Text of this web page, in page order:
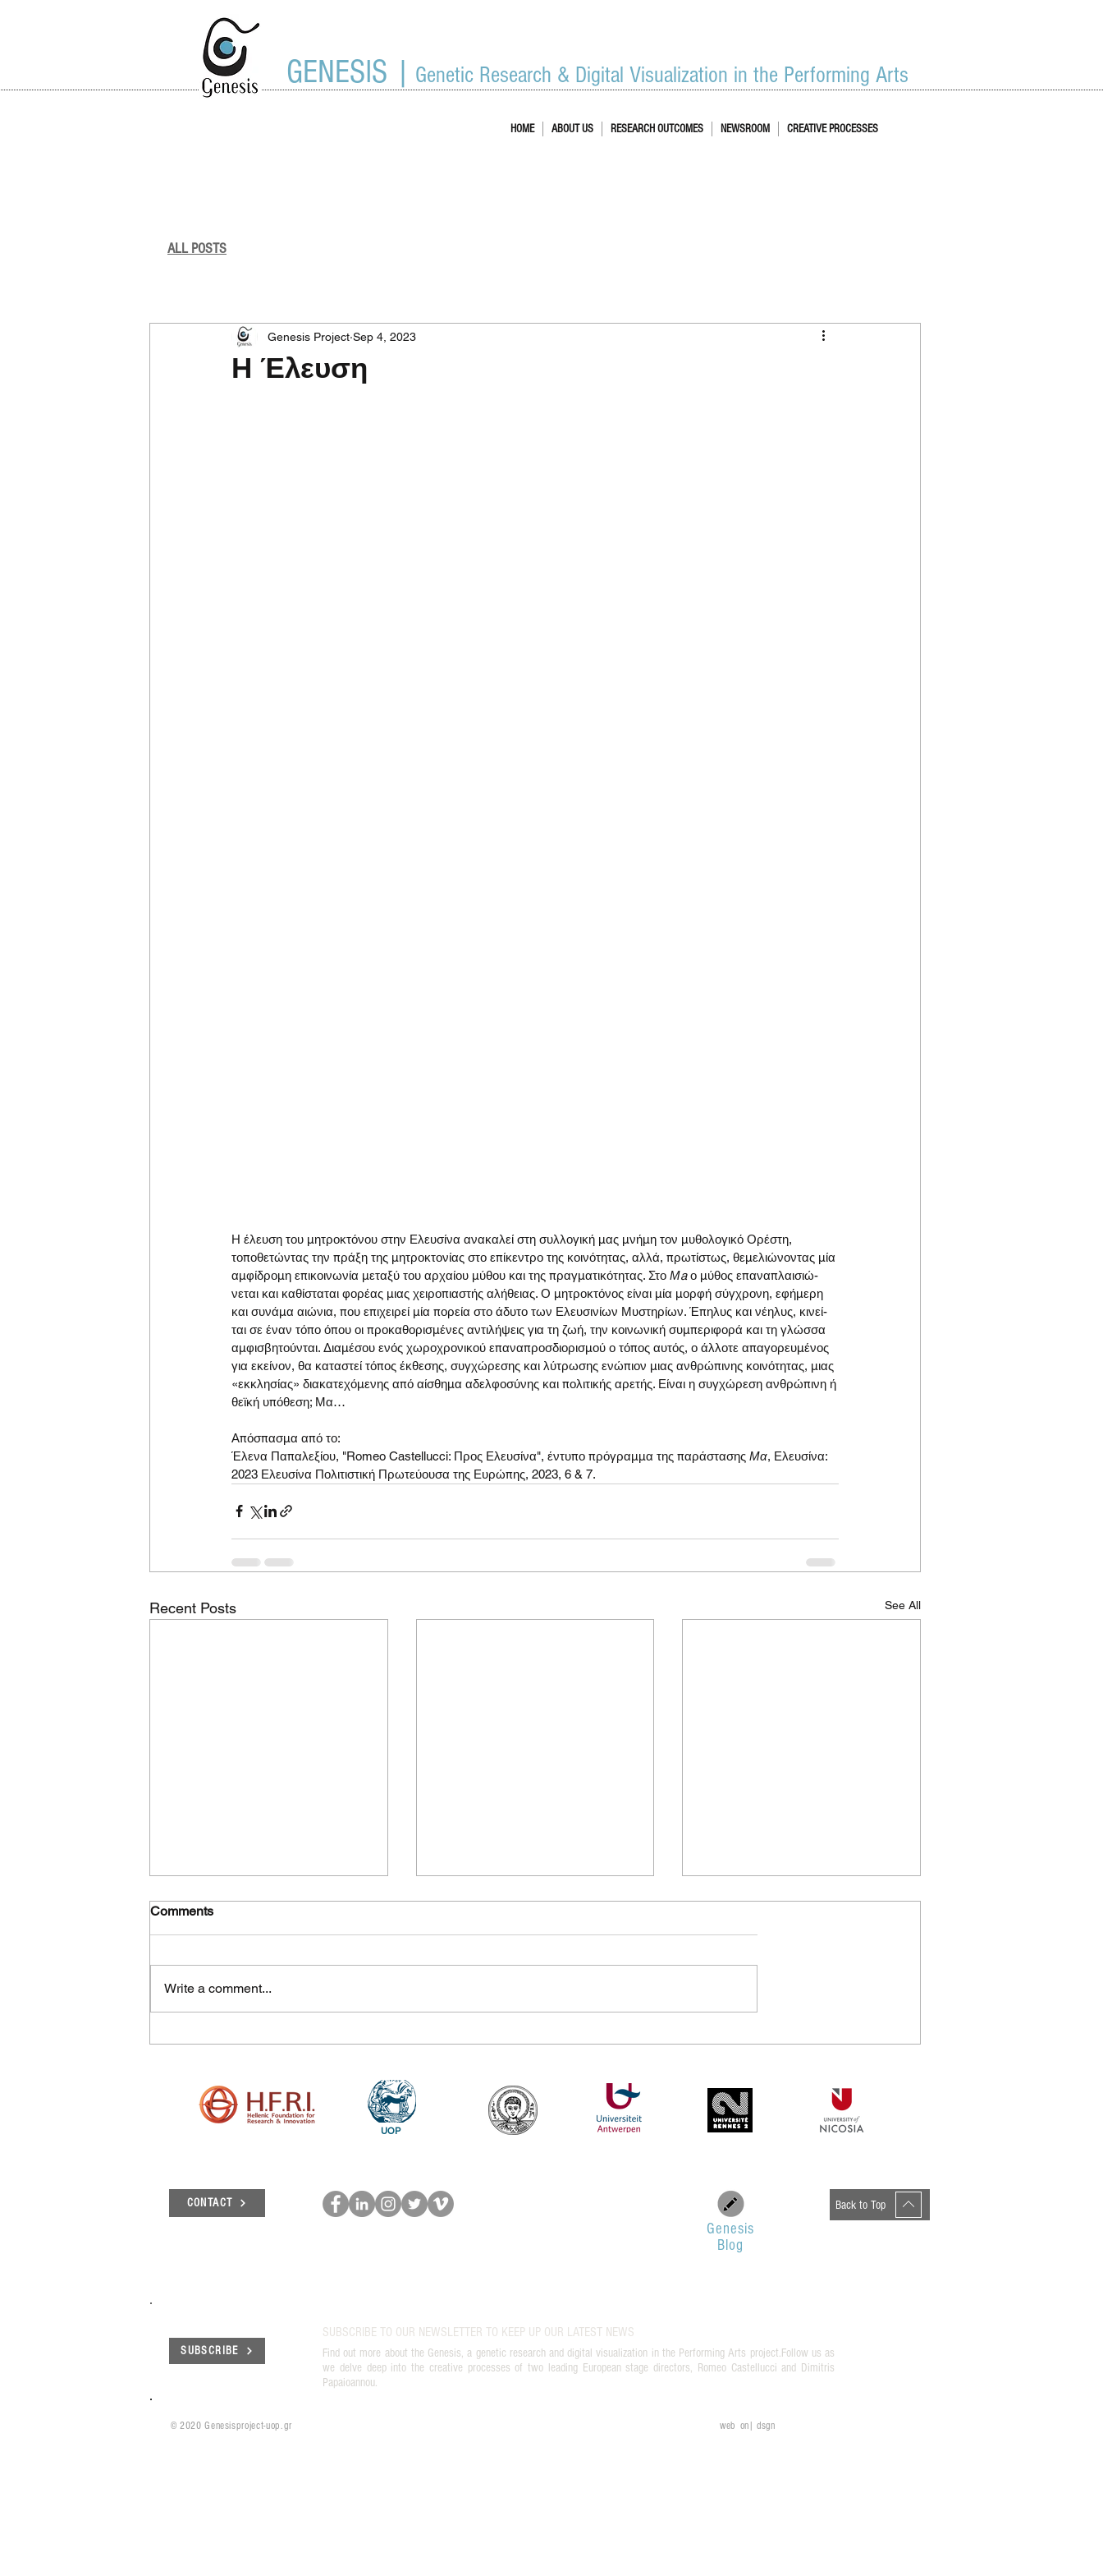
GENESIS | Genetic Research & Digital Visualization in the Performing Arts
HOME ABOUT US RESEARCH OUTCOMES NEWSROOM CREATIVE PROCESSES
Η Έλευση
Genesis Project Sep 4, 2023
Η έλευση του μητροκτόνου στην Ελευσίνα ανακαλεί στη συλλογική μας μνήμη τον μυθολογικό Ορέστη,
τοποθετώντας την πράξη της μητροκτονίας στο επίκεντρο της κοινότητας, αλλά, πρωτίστως, θεμελιώνοντας μία
αμφίδρομη επικοινωνία μεταξύ του αρχαίου μύθου και της πραγματικότητας. Στο Μa ο μύθος επαναπλαισιώ-
νεται και καθίσταται φορέας μιας χειροπιαστής αλήθειας. Ο μητροκτόνος είναι μία μορφή σύγχρονη, εφήμερη
και συνάμα αιώνια, που επιχειρεί μία πορεία στο άδυτο των Ελευσινίων Μυστηρίων. Έπηλυς και νέηλυς, κινεί-
ται σε έναν τόπο όπου οι προκαθορισμένες αντιλήψεις για τη ζωή, την κοινωνική συμπεριφορά και τη γλώσσα
αμφισβητούνται. Διαμέσου ενός χωροχρονικού επαναπροσδιορισμού ο τόπος αυτός, ο άλλοτε απαγορευμένος
για εκείνον, θα καταστεί τόπος έκθεσης, συγχώρεσης και λύτρωσης ενώπιον μιας ανθρώπινης κοινότητας, μιας
«εκκλησίας» διακατεχόμενης από αίσθημα αδελφοσύνης και πολιτικής αρετής. Είναι η συγχώρεση ανθρώπινη ή
θεϊκή υπόθεση; Μα…
Απόσπασμα από το:
Έλενα Παπαλεξίου, "Romeo Castellucci: Προς Ελευσίνα", έντυπο πρόγραμμα της παράστασης Μα, Ελευσίνα:
2023 Ελευσίνα Πολιτιστική Πρωτεύουσα της Ευρώπης, 2023, 6 & 7.
Recent Posts See All
έργου "Γένεσις"
Ελευσίνα
Comments
Write a comment...
ALL POSTS
UOP
CONTACT Back to Top
Genesis
Blog
SUBSCRIBE
SUBSCRIBE TO OUR NEWSLETTER TO KEEP UP OUR LATEST NEWS
Find out more about the Genesis, a genetic research and digital visualization in the Performing Arts project.Follow us as
we delve deep into the creative processes of two leading European stage directors, Romeo Castellucci and Dimitris
Papaioannou.
© 2020 Genesisproject-uop.gr web on| dsgn